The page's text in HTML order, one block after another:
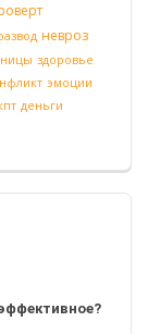
невроз
здоровье
эмоции
деньги